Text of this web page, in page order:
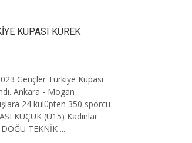
KUPASI KÜREK
Gençler Türkiye Kupası
Ankara - Mogan
24 kulüpten 350 sporcu
KÜÇÜK (U15) Kadınlar
TEKNİK ...